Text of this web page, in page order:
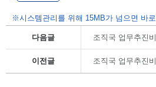
※시스템관리를 위해 15MB가 넘으면 바
다음글 조직국 업무추진
이전글 조직국 업무추진